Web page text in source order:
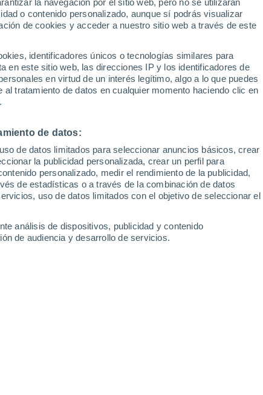
la navegación por el sitio web, pero no se utilizarán
o contenido personalizado, aunque sí podrás visualizar
de cookies y acceder a nuestro sitio web a través de este
identificadores únicos o tecnologías similares para
en este sitio web, las direcciones IP y los identificadores de
en virtud de un interés legítimo, algo a lo que puedes
tratamiento de datos en cualquier momento haciendo clic en
de datos:
de datos limitados para seleccionar anuncios básicos, crear
la publicidad personalizada, crear un perfil para
personalizado, medir el rendimiento de la publicidad,
de estadísticas o a través de la combinación de datos
uso de datos limitados con el objetivo de seleccionar el
análisis de dispositivos, publicidad y contenido
de audiencia y desarrollo de servicios.
global del 1,5 °C?